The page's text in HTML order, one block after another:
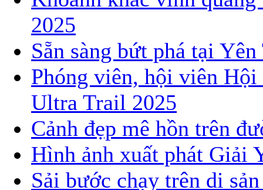
2025
Sẵn sàng bứt phá tại
Phóng viên, hội viên
Ultra Trail 2025
Cảnh đẹp mê hồn trên
Hình ảnh xuất phát Giải
Sải bước chạy trên di